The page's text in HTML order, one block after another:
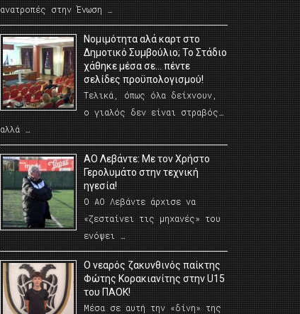
ανατροπές στην Ένωση …
Νομιμότητα αλά καρτ στο
Δημοτικό Συμβούλιο; Το Στάδιο
χάθηκε μέσα σε… πέντε
σελίδες προϋπολογισμού!
Τελικά, όπως όλα δείχνουν,
ο γιαλός δεν είναι στραβός…
αλλά …
ΑΟ Λεβάντε: Με τον Χρήστο
Γερολυμάτο στην τεχνική
ηγεσία!
Ο ΑΟ Λεβάντε άρχισε να
«ζεσταίνει τις μηχανές» του
ενόψει …
O νεαρός ζακυνθινός παίκτης
Φώτης Κορακιανίτης στην U15
του ΠΑΟΚ!
Μέσα σε αυτή την «δίνη» της